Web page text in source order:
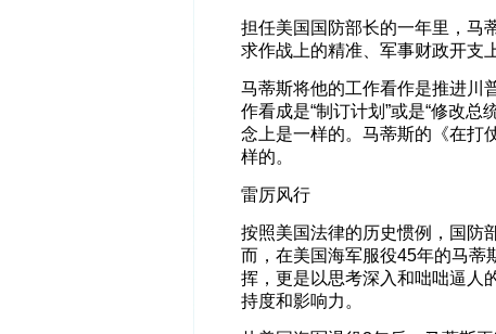
担任美国国防部长的一年里，马
求作战上的精准、军事财政开支
马蒂斯将他的工作看作是推进川
作看成是“制订计划”或是“修改
念上是一样的。马蒂斯的《在打
样的。
雷厉风行
按照美国法律的历史惯例，国防
而，在美国海军服役45年的马蒂
挥，更是以思考深入和咄咄逼人
持度和影响力。